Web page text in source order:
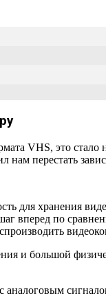
VHS, это
перестать
для хранения
вперед по
и большой